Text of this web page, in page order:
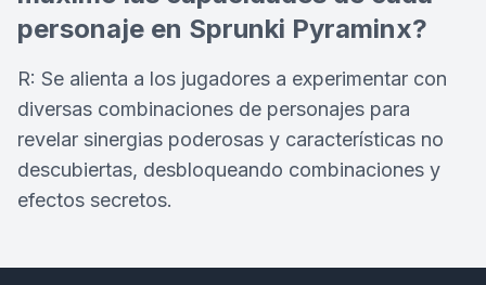
personaje en Sprunki Pyraminx?
R: Se alienta a los jugadores a experimentar con
diversas combinaciones de personajes para
revelar sinergias poderosas y características no
descubiertas, desbloqueando combinaciones y
efectos secretos.